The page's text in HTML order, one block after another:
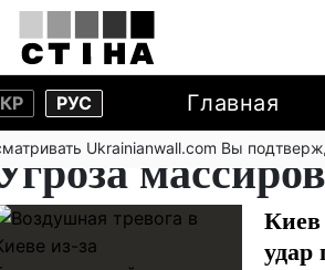
РУС Главная
Ukrainianwall.com Вы
удар